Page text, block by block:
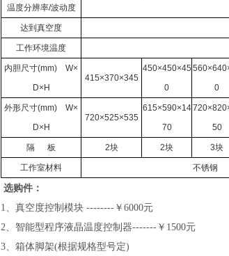
温度分辨率/波动度
达到真空度
工作环境温度
内胆尺寸(mm) W×
D×H
415×370×345
450×450×45
0
0
外形尺寸(mm) W×
D×H
720×525×535
615×590×14
70
50
隔 板 2块 2块 3块
工作室材料 不锈钢
选购件：
1、真空度控制模块 -------- ￥ 6000元
2、智能型程序液晶温度控制器------- ￥ 1500元
3、箱体脚架(根据规格型号定)